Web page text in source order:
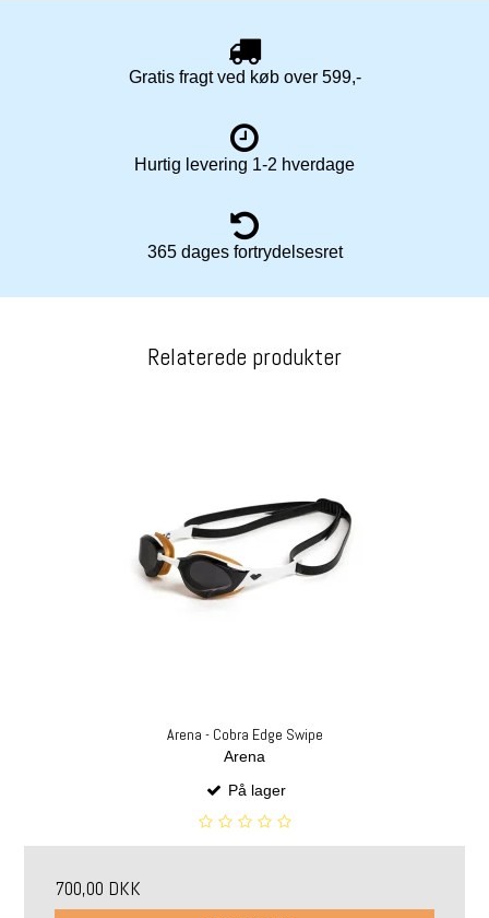
Gratis fragt ved køb over 599,-
Hurtig levering 1-2 hverdage
365 dages fortrydelsesret
Relaterede produkter
Arena - Cobra Edge Swipe
Arena
På lager
700,00 DKK